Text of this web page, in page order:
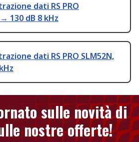
dati RS PRO
130 dB 8 kHz
dati RS PRO SLM52N,
sulle novità di
nostre offerte!